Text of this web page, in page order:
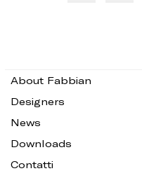
About Fabbian
Designers
News
Downloads
Contatti